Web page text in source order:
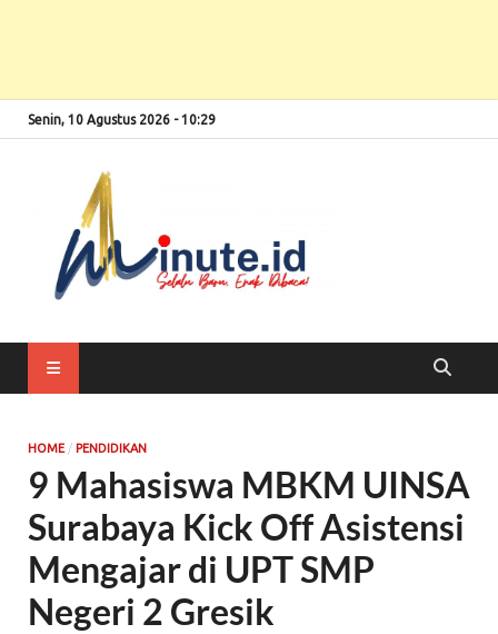
Senin, 10 Agustus 2026 - 10:29
HOME / PENDIDIKAN
9 Mahasiswa MBKM UINSA
Surabaya Kick Off Asistensi
Mengajar di UPT SMP
Negeri 2 Gresik